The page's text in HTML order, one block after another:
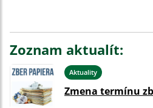
Zoznam aktualít:
Aktuality
Zmena termínu